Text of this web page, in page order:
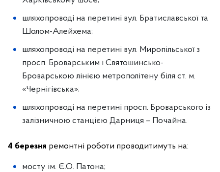
шляхопроводі на перетині вул. Братиславської та
Шолом-Алейхема;
шляхопроводі на перетині вул. Миропільської з
просп. Броварським і Святошинсько-
Броварською лінією метрополітену біля ст. м.
«Чернігівська»;
шляхопроводі на перетині просп. Броварського із
залізничною станцією Дарниця – Почайна.
4 березня ремонтні роботи проводитимуть на:
мосту ім. Є.О. Патона;